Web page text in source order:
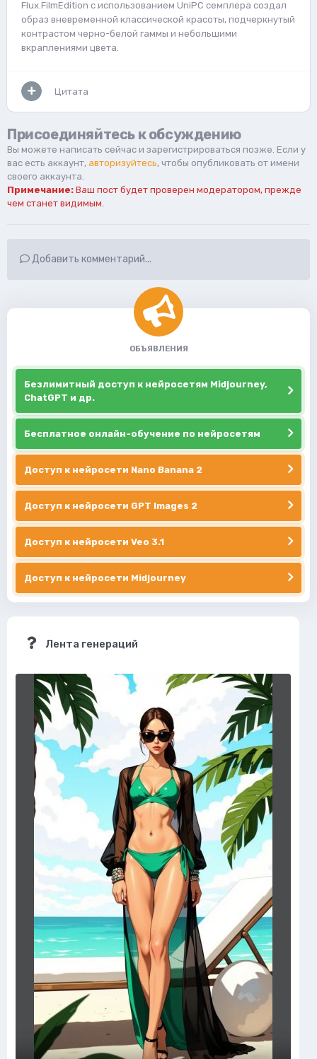
Flux.FilmEdition с использованием UniPC семплера создал
образ вневременной классической красоты, подчеркнутый
контрастом черно-белой гаммы и небольшими
вкраплениями цвета.
Цитата
Присоединяйтесь к обсуждению
Вы можете написать сейчас и зарегистрироваться позже. Если у
вас есть аккаунт, авторизуйтесь, чтобы опубликовать от имени
своего аккаунта.
Примечание: Ваш пост будет проверен модератором, прежде
чем станет видимым.
Добавить комментарий...
ОБЪЯВЛЕНИЯ
Безлимитный доступ к нейросетям Midjourney,
ChatGPT и др.
Бесплатное онлайн-обучение по нейросетям
Доступ к нейросети Nano Banana 2
Доступ к нейросети GPT Images 2
Доступ к нейросети Veo 3.1
Доступ к нейросети Midjourney
Лента генераций